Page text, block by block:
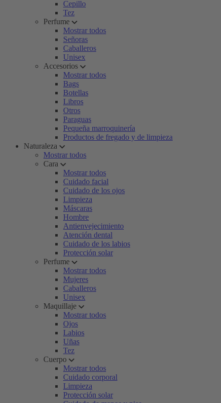
Cepillo
Tez
Perfume
Mostrar todos
Señoras
Caballeros
Unisex
Accesorios
Mostrar todos
Bags
Botellas
Libros
Otros
Paraguas
Pequeña marroquinería
Productos de fregado y de limpieza
Naturaleza
Mostrar todos
Cara
Mostrar todos
Cuidado facial
Cuidado de los ojos
Limpieza
Máscaras
Hombre
Antienvejecimiento
Atención dental
Cuidado de los labios
Protección solar
Perfume
Mostrar todos
Mujeres
Caballeros
Unisex
Maquillaje
Mostrar todos
Ojos
Labios
Uñas
Tez
Cuerpo
Mostrar todos
Cuidado corporal
Limpieza
Protección solar